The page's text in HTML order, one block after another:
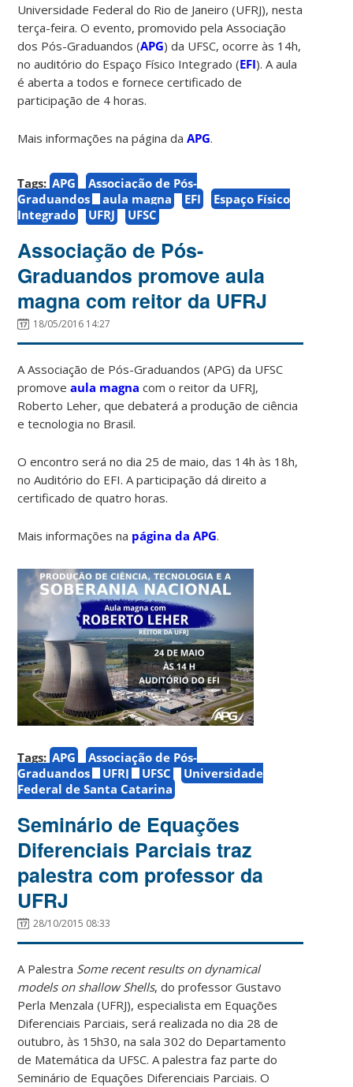
Universidade Federal do Rio de Janeiro (UFRJ), nesta
terça-feira. O evento, promovido pela Associação
dos Pós-Graduandos (APG) da UFSC, ocorre às 14h,
no auditório do Espaço Físico Integrado (EFI). A aula
é aberta a todos e fornece certificado de
participação de 4 horas.
Mais informações na página daAPG.
Tags: APG
Associação de Pós-
Graduandos
aula magna EFI
Espaço Físico
Integrado
UFRJ UFSC
Associação de Pós-
Graduandos promove aula
magna com reitor da UFRJ
18/05/2016 14:27
A Associação de Pós-Graduandos (APG) da UFSC
promoveaula magna com o reitor da UFRJ,
Roberto Leher, que debaterá a produção de ciência
e tecnologia no Brasil.
O encontro será no dia 25 de maio, das 14h às 18h,
no Auditório do EFI. A participação dá direito a
certificado de quatro horas.
Mais informações na página da APG.
Tags: APG
Associação de Pós-
Graduandos
UFRJ UFSC
Universidade
Federal de Santa Catarina
Seminário de Equações
Diferenciais Parciais traz
palestra com professor da
UFRJ
28/10/2015 08:33
A Palestra Some recent results on dynamical
models on shallow Shells, do professor Gustavo
Perla Menzala (UFRJ), especialista em Equações
Diferenciais Parciais, será realizada no dia 28 de
outubro, às 15h30, na sala 302 do Departamento
de Matemática da UFSC. A palestra faz parte do
Seminário de Equações Diferenciais Parciais. O